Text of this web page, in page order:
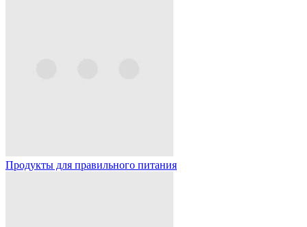
Продукты для правильного питания